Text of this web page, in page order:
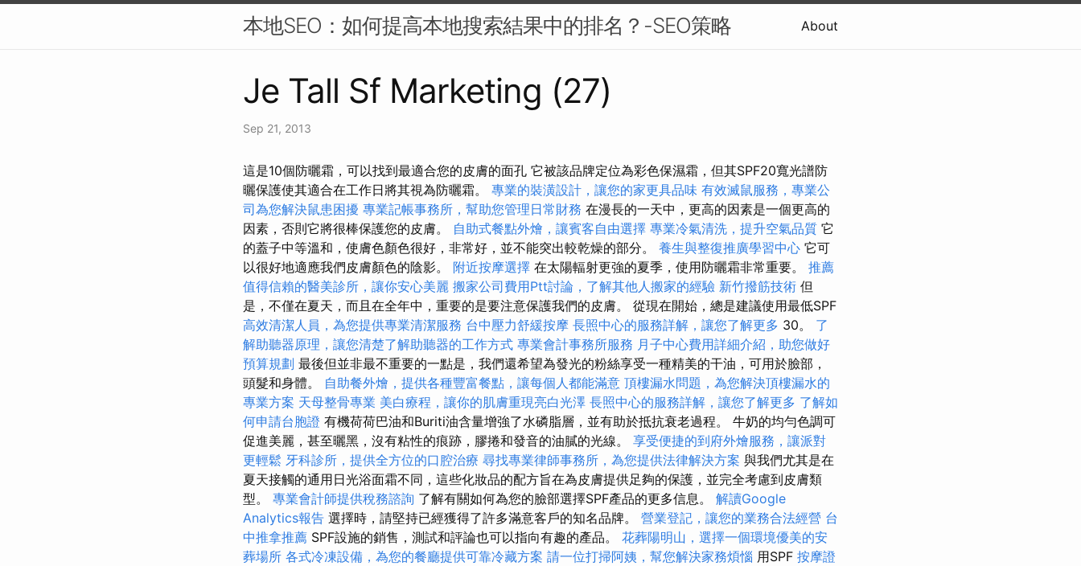
本地SEO：如何提高本地搜索結果中的排名？-SEO策略 About
Je Tall Sf Marketing (27)
Sep 21, 2013
這是10個防曬霜，可以找到最適合您的皮膚的面孔 它被該品牌定位為彩色保濕霜，但其SPF20寬光譜防
曬保護使其適合在工作日將其視為防曬霜。 專業的裝潢設計，讓您的家更具品味 有效滅鼠服務，專業公
司為您解決鼠患困擾 專業記帳事務所，幫助您管理日常財務 在漫長的一天中，更高的因素是一個更高的
因素，否則它將很棒保護您的皮膚。 自助式餐點外燴，讓賓客自由選擇 專業冷氣清洗，提升空氣品質 它
的蓋子中等溫和，使膚色顏色很好，非常好，並不能突出較乾燥的部分。 養生與整復推廣學習中心 它可
以很好地適應我們皮膚顏色的陰影。 附近按摩選擇 在太陽輻射更強的夏季，使用防曬霜非常重要。 推薦
值得信賴的醫美診所，讓你安心美麗 搬家公司費用Ptt討論，了解其他人搬家的經驗 新竹撥筋技術 但
是，不僅在夏天，而且在全年中，重要的是要注意保護我們的皮膚。 從現在開始，總是建議使用最低SPF
高效清潔人員，為您提供專業清潔服務 台中壓力舒緩按摩 長照中心的服務詳解，讓您了解更多 30。 了
解助聽器原理，讓您清楚了解助聽器的工作方式 專業會計事務所服務 月子中心費用詳細介紹，助您做好
預算規劃 最後但並非最不重要的一點是，我們還希望為發光的粉絲享受一種精美的干油，可用於臉部，
頭髮和身體。 自助餐外燴，提供各種豐富餐點，讓每個人都能滿意 頂樓漏水問題，為您解決頂樓漏水的
專業方案 天母整骨專業 美白療程，讓你的肌膚重現亮白光澤 長照中心的服務詳解，讓您了解更多 了解如
何申請台胞證 有機荷荷巴油和Buriti油含量增強了水磷脂層，並有助於抵抗衰老過程。 牛奶的均勻色調可
促進美麗，甚至曬黑，沒有粘性的痕跡，膠捲和發音的油膩的光線。 享受便捷的到府外燴服務，讓派對
更輕鬆 牙科診所，提供全方位的口腔治療 尋找專業律師事務所，為您提供法律解決方案 與我們尤其是在
夏天接觸的通用日光浴面霜不同，這些化妝品的配方旨在為皮膚提供足夠的保護，並完全考慮到皮膚類
型。 專業會計師提供稅務諮詢 了解有關如何為您的臉部選擇SPF產品的更多信息。 解讀Google
Analytics報告 選擇時，請堅持已經獲得了許多滿意客戶的知名品牌。 營業登記，讓您的業務合法經營 台
中推拿推薦 SPF設施的銷售，測試和評論也可以指向有趣的產品。 花葬陽明山，選擇一個環境優美的安
葬場所 各式冷凍設備，為您的餐廳提供可靠冷藏方案 請一位打掃阿姨，幫您解決家務煩惱 用SPF 按摩證